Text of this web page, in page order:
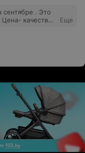
сентябре . Это
качество
Еще